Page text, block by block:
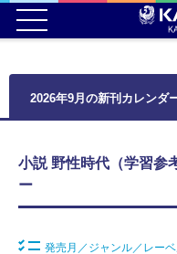
2026年9月の新刊カレンダ
小説 野性時代（学習参
ー
発売月／ジャンル／レー